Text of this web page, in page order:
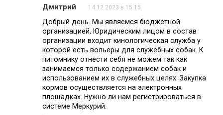
Дмитрий 14.12.2023 в 15:15
Добрый день. Мы являемся бюджетной
организацией, Юридическим лицом в состав
организации входит кинологическая служба у
которой есть вольеры для служебных собак. К
питомнику отнести себя не можем так как
занимаемся только содержанием собак и
использованием их в служебных целях. Закупка
кормов осуществляется на электронных
площадках. Нужно ли нам регистрироваться в
системе Меркурий.